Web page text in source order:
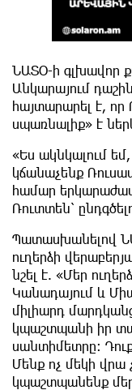
ՆԱՏՕ-ի գլխավոր
Անկարայում
հայտարարել է,
սպառնալիք» է
«Ես ակնկալում
կճանաչենք
համար
Ռուտտեն՝
Պատասխանելով
ուղերձի
նշել է. «Մեր
Կանադայում և
միլիարդ
կպաշտպանի իր
սանտիմետրը:
Մենք ոչ մեկի վրա
կպաշտպանենք